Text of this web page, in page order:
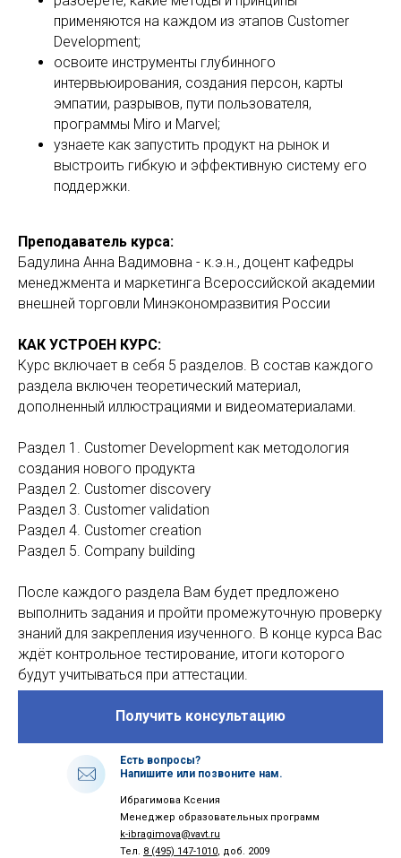
применяются на каждом из этапов Customer
Development;
освоите инструменты глубинного
интервьюирования, создания персон, карты
эмпатии, разрывов, пути пользователя,
программы Miro и Marvel;
узнаете как запустить продукт на рынок и
выстроить гибкую и эффективную систему его
поддержки.
Преподаватель курса:
Бадулина Анна Вадимовна - к.э.н., доцент кафедры
менеджмента и маркетинга Всероссийской академии
внешней торговли Минэкономразвития России
КАК УСТРОЕН КУРС:
Курс включает в себя 5 разделов. В состав каждого
раздела включен теоретический материал,
дополненный иллюстрациями и видеоматериалами.
Раздел 1. Customer Development как методология
создания нового продукта
Раздел 2. Customer discovery
Раздел 3. Customer validation
Раздел 4. Customer creation
Раздел 5. Company building
После каждого раздела Вам будет предложено
выполнить задания и пройти промежуточную проверку
знаний для закрепления изученного. В конце курса Вас
ждёт контрольное тестирование, итоги которого
будут учитываться при аттестации.
Получить консультацию
Есть вопросы?
Напишите или позвоните нам.
Ибрагимова Ксения
Менеджер образовательных программ
k-ibragimova@vavt.ru
Тел. 8 (495) 147-1010, доб. 2009